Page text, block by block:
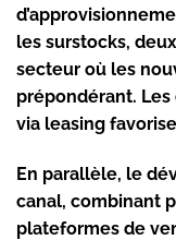
les surstocks,
secteur où les
prépondérant.
via leasing
En parallèle, le
canal, combinant
plateformes de